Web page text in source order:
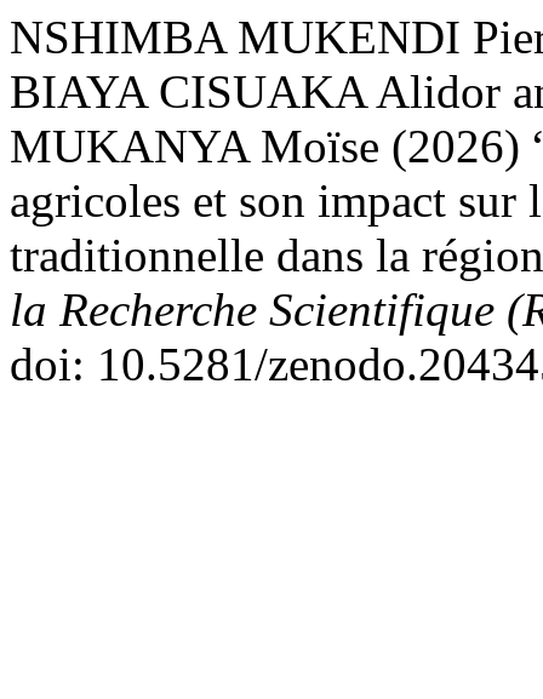
NSHIMBA MUKENDI
BIAYA CISUAKA Alidor
MUKANYA Moïse (2026)
agricoles et son impact sur
traditionnelle dans la
la Recherche Scientifique
doi: 10.5281/